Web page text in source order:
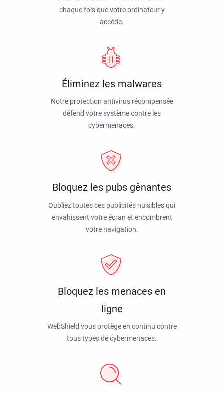
chaque fois que votre ordinateur y
accède.
Éliminez les malwares
Notre protection antivirus récompensée
défend votre système contre les
cybermenaces.
Bloquez les pubs gênantes
Oubliez toutes ces publicités nuisibles qui
envahissent votre écran et encombrent
votre navigation.
Bloquez les menaces en
ligne
WebShield vous protège en continu contre
tous types de cybermenaces.